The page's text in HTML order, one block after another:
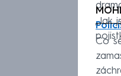
„Jak
Co